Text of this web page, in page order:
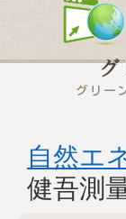
自然エ
健吾測